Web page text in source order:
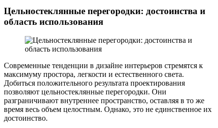
Цельностеклянные перегородки: достоинства и
область использования
Современные тенденции в дизайне интерьеров стремятся к
максимуму простора, легкости и естественного света.
Добиться положительного результата проектирования
позволяют цельностеклянные перегородки. Они
разграничивают внутреннее пространство, оставляя в то же
время весь объем целостным. Однако, это не единственное их
достоинство.